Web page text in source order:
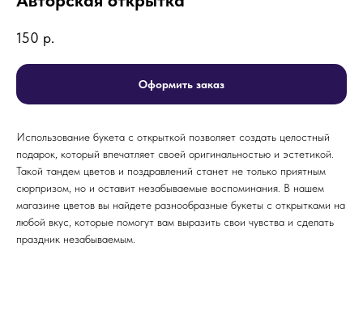
150 р.
Оформить заказ
Использование букета с открыткой позволяет создать целостный
подарок, который впечатляет своей оригинальностью и эстетикой.
Такой тандем цветов и поздравлений станет не только приятным
сюрпризом, но и оставит незабываемые воспоминания. В нашем
магазине цветов вы найдете разнообразные букеты с открытками на
любой вкус, которые помогут вам выразить свои чувства и сделать
праздник незабываемым.